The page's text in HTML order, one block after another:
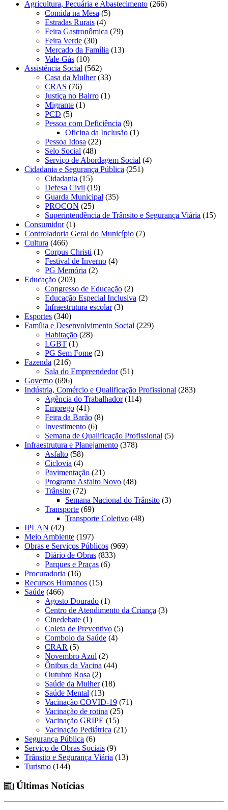
Agricultura, Pecuária e Abastecimento (266)
Comida na Mesa (5)
Estradas Rurais (4)
Feira Gastronômica (79)
Feira Verde (30)
Mercado da Família (13)
Vale-Gás (10)
Assistência Social (562)
Casa da Mulher(33)
CRAS (76)
Justiça no Bairro (1)
Migrante (1)
PCD (5)
Pessoa com Deficiência (9)
Oficina da Inclusão (1)
Pessoa Idosa (22)
Selo Social (48)
Serviço de Abordagem Social (4)
Cidadania e Segurança Pública (251)
Cidadania (15)
Defesa Civil (19)
Guarda Municipal (35)
PROCON (25)
Superintendência de Trânsito e Segurança Viária (15)
Consumidor(1)
Controladoria Geral do Município (7)
Cultura (466)
Corpus Christi (1)
Festival de Inverno (4)
PG Memória (2)
Educação (203)
Congresso de Educação (2)
Educação Especial Inclusiva (2)
Infraestrutura escolar(3)
Esportes (340)
Família e Desenvolvimento Social (229)
Habitação (28)
LGBT (1)
PG Sem Fome (2)
Fazenda (216)
Sala do Empreendedor(51)
Governo (696)
Indústria, Comércio e Qualificação Profissional (283)
Agência do Trabalhador(114)
Emprego (41)
Feira da Barão (8)
Investimento (6)
Semana de Qualificação Profissional (5)
Infraestrutura e Planejamento (378)
Asfalto (58)
Ciclovia (4)
Pavimentação (21)
Programa Asfalto Novo (48)
Trânsito (72)
Semana Nacional do Trânsito (3)
Transporte (69)
Transporte Coletivo (48)
IPLAN (42)
Meio Ambiente (197)
Obras e Serviços Públicos (969)
Diário de Obras (833)
Parques e Praças (6)
Procuradoria (16)
Recursos Humanos (15)
Saúde (466)
Agosto Dourado (1)
Centro de Atendimento da Criança (3)
Cinedebate (1)
Coleta de Preventivo (5)
Comboio da Saúde (4)
CRAR (5)
Novembro Azul (2)
Ônibus da Vacina (44)
Outubro Rosa (2)
Saúde da Mulher(18)
Saúde Mental (13)
Vacinação COVID-19 (71)
Vacinação de rotina (25)
Vacinação GRIPE (15)
Vacinação Pediátrica (21)
Segurança Pública (6)
Serviço de Obras Sociais (9)
Trânsito e Segurança Viária (13)
Turismo (144)
Últimas Notícias